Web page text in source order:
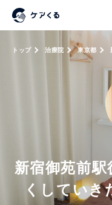
トップ 治療院 東京都
新宿御苑前
くしていき